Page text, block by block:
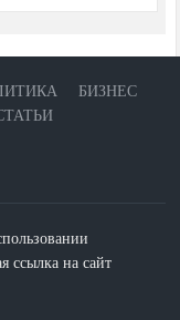
БИЗНЕС
ссылка на сайт